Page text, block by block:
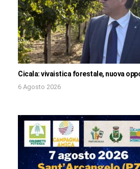
Cicala: vivaistica forestale, nuova
6 Agosto 2026